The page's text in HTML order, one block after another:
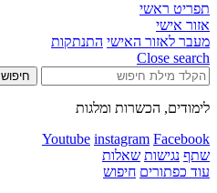
תפריט ראשי
אזור אישי
מעבר לאזור האישי התנתקות
Close search
חיפוש
לימודים, הכשרות ומלגות
Youtube instagram Facebook
שתף נגישות שאלות
עוד כפתורים חיפוש